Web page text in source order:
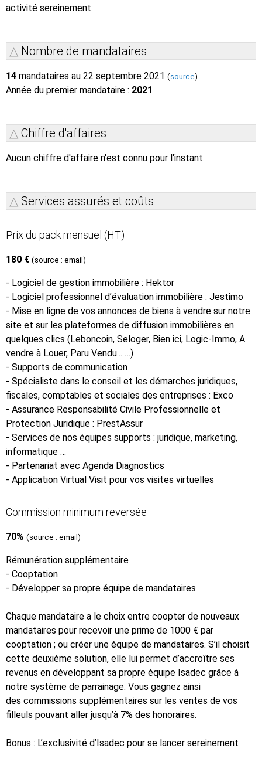
activité sereinement.
Nombre de mandataires
14 mandataires au 22 septembre 2021 (source)
Année du premier mandataire : 2021
Chiffre d'affaires
Aucun chiffre d'affaire n'est connu pour l'instant.
Services assurés et coûts
Prix du pack mensuel (HT)
180 € (source : email)
- Logiciel de gestion immobilière : Hektor
- Logiciel professionnel d’évaluation immobilière : Jestimo
- Mise en ligne de vos annonces de biens à vendre sur notre
site et sur les plateformes de diffusion immobilières en
quelques clics (Leboncoin, Seloger, Bien ici, Logic-Immo, A
vendre à Louer, Paru Vendu... …)
- Supports de communication
- Spécialiste dans le conseil et les démarches juridiques,
fiscales, comptables et sociales des entreprises : Exco
- Assurance Responsabilité Civile Professionnelle et
Protection Juridique : PrestAssur
- Services de nos équipes supports : juridique, marketing,
informatique …
- Partenariat avec Agenda Diagnostics
- Application Virtual Visit pour vos visites virtuelles
Commission minimum reversée
70% (source : email)
Rémunération supplémentaire
- Cooptation
- Développer sa propre équipe de mandataires
Chaque mandataire a le choix entre coopter de nouveaux
mandataires pour recevoir une prime de 1000 € par
cooptation ; ou créer une équipe de mandataires. S’il choisit
cette deuxième solution, elle lui permet d’accroître ses
revenus en développant sa propre équipe Isadec grâce à
notre système de parrainage. Vous gagnez ainsi
des commissions supplémentaires sur les ventes de vos
filleuls pouvant aller jusqu’à 7% des honoraires.
Bonus : L’exclusivité d’Isadec pour se lancer sereinement